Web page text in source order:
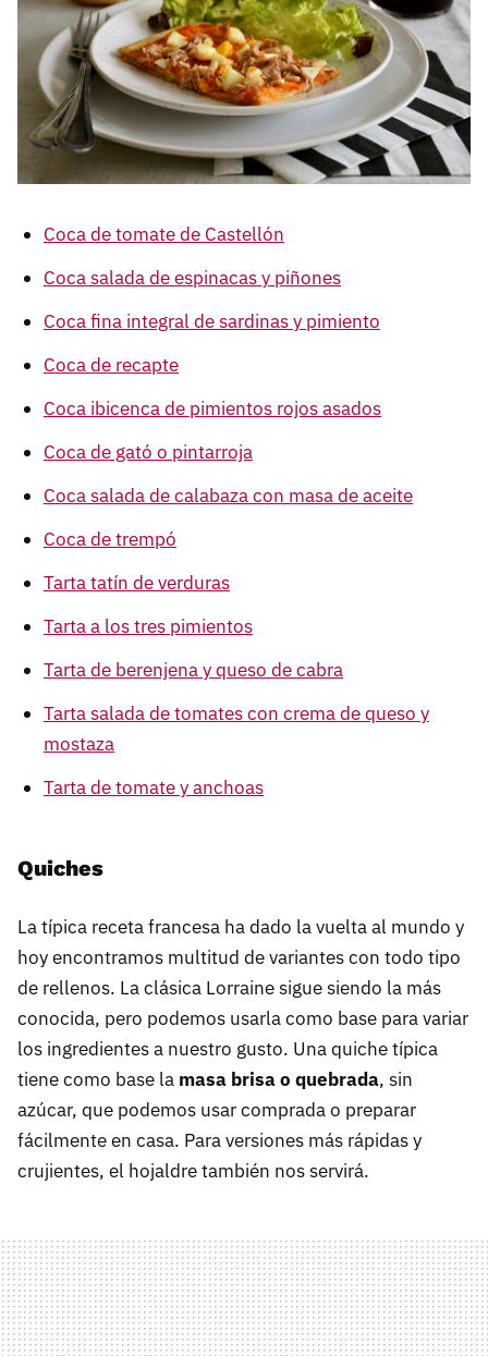
Coca de tomate de Castellón
Coca salada de espinacas y piñones
Coca fina integral de sardinas y pimiento
Coca de recapte
Coca ibicenca de pimientos rojos asados
Coca de gató o pintarroja
Coca salada de calabaza con masa de aceite
Coca de trempó
Tarta tatín de verduras
Tarta a los tres pimientos
Tarta de berenjena y queso de cabra
Tarta salada de tomates con crema de queso y
mostaza
Tarta de tomate y anchoas
Quiches
La típica receta francesa ha dado la vuelta al mundo y
hoy encontramos multitud de variantes con todo tipo
de rellenos. La clásica Lorraine sigue siendo la más
conocida, pero podemos usarla como base para variar
los ingredientes a nuestro gusto. Una quiche típica
tiene como base la masa brisa o quebrada, sin
azúcar, que podemos usar comprada o preparar
fácilmente en casa. Para versiones más rápidas y
crujientes, el hojaldre también nos servirá.